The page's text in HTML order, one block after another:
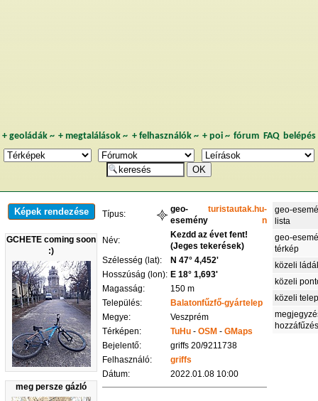
+ geoládák~ +megtalálások ~ + felhasználók~ + poi~ fórum FAQ belépés
Képek rendezése
GCHETE coming soon
:)
meg persze gázló
Típus:
geo-
esemény
turistautak.hu-
n
Név:
Kezdd az évet fent!
(Jeges tekerések)
Szélesség (lat):
N 47° 4,452'
Hosszúság (lon): E 18° 1,693'
Magasság:
150 m
Település:
Balatonfűzfő-gyártelep
Megye:
Veszprém
Térképen:
TuHu -OSM -GMaps
Bejelentő:
griffs 20/9211738
Felhasználó:
griffs
Dátum:
2022.01.08 10:00
geo-
lista
geo-
térkép
közeli
közeli
közeli